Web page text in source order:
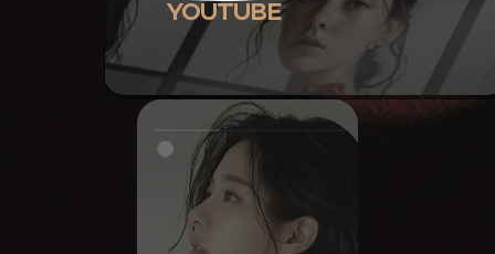
YOUTUBE